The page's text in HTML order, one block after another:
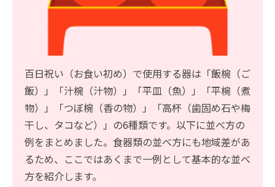
百日祝い（お食い初め）で使用する器は「飯椀（ご
飯）」「汁椀（汁物）」「平皿（魚）」「平椀（煮
物）」「つぼ椀（香の物）」「高杯（歯固め石や梅
干し、タコなど）」の6種類です。以下に並べ方の
例をまとめました。食器類の並べ方にも地域差があ
るため、ここではあくまで一例として基本的な並べ
方を紹介します。